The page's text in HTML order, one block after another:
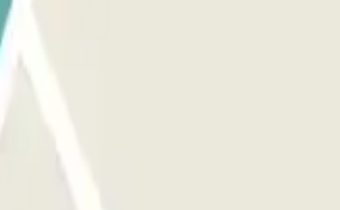
il tuo veicolo, e la barriera si aprirà
TUA E-MAIL DI CONFERMA: Se il
base alla copertura di rete, all'interno del
e la barriera si aprirà